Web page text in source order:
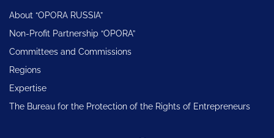
About “OPORA RUSSIA”
Non-Profit Partnership “OPORA”
Committees and Commissions
Regions
Expertise
The Bureau for the Protection of the Rights of Entrepreneurs